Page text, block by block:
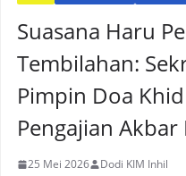
Suasana Haru
Tembilahan:
Pimpin Doa
Pengajian Akbar
25 Mei 2026 Dodi KIM Inhil